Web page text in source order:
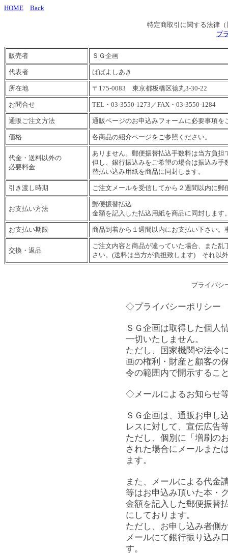
HOME Back
特定商取引に関する法律
プ
販売者 ＳＧ企画
代表者 ばばよしあき
所在地 〒175-0083 東京都板橋区徳丸3-30-22
お問合せ TEL・03-3550-1273／FAX・03-3550-1284
通販ご注文方法 通販ページのお申込みフォームに必要事項を
価格 各商品の紹介ページをご参照ください。
代金・送料以外の
必要料金
ありません。郵便振替払込手数料は当方負担
但し、銀行振込みをご希望の場合は振込み
替払い込み用紙を商品に同封します。
引き渡し時期 ご注文メールを受信してから２週間以内に郵
お支払い方法
郵便振替払込
金額を記入した払込用紙を商品に同封しま
お支払い期限 商品到着から１週間以内にお支払い下さい
交換・返品
ご注文内容と商品が違っていた場合、また
さい。(送料は当方が負担致します) それ以
プライバシ
◇プライバシーポリシー
ＳＧ企画は取得した個人
一切いたしません。
ただし、国家機関や法令
画の権利・財産と顧客の
令の範囲内で開示するこ
◇メールによるお知らせ
ＳＧ企画は、通販お申し
レスに対して、宣伝広告
ただし、個別に「増刷の
された場合にメールまた
ます。
また、メールによる代金
等はお申込み頂いた本・
金額を記入した郵便振替
にしております。
ただし、お申し込み者側
メールにて銀行振り込み
す。